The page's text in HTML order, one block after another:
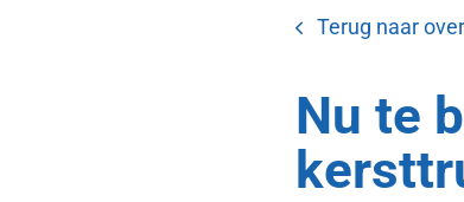
Terug naar
Nu te